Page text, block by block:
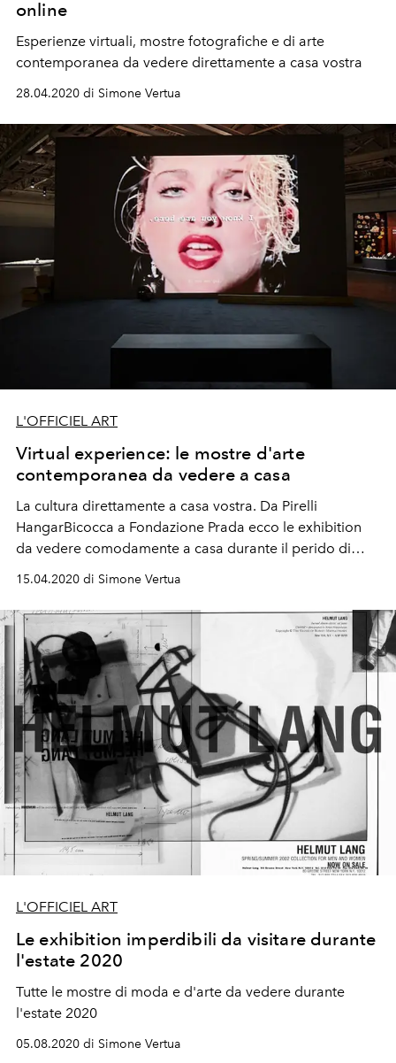
online
Esperienze virtuali, mostre fotografiche e di arte
contemporanea da vedere direttamente a casa vostra
28.04.2020 di Simone Vertua
L'OFFICIEL ART
Virtual experience: le mostre d'arte
contemporanea da vedere a casa
La cultura direttamente a casa vostra. Da Pirelli
HangarBicocca a Fondazione Prada ecco le exhibition
da vedere comodamente a casa durante il perido di
quarantena
15.04.2020 di Simone Vertua
L'OFFICIEL ART
Le exhibition imperdibili da visitare durante
l'estate 2020
Tutte le mostre di moda e d'arte da vedere durante
l'estate 2020
05.08.2020 di Simone Vertua